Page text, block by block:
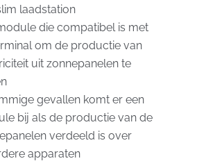
laadstation
die compatibel is met
om de productie van
uit zonnepanelen te
gevallen komt er een
bij als de productie van de
verdeeld is over
apparaten